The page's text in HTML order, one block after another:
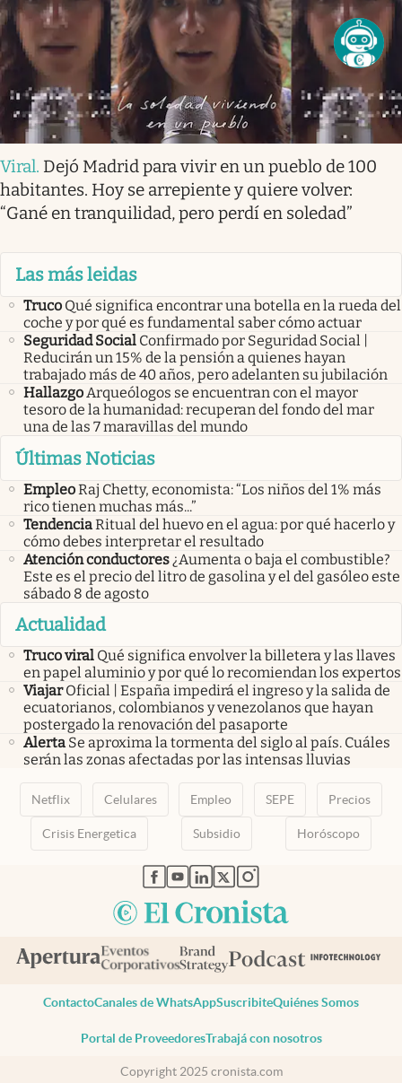
Viral. Dejó Madrid para vivir en un pueblo de 100
habitantes. Hoy se arrepiente y quiere volver:
“Gané en tranquilidad, pero perdí en soledad”
Las más leidas
Truco Qué significa encontrar una botella en la rueda del
coche y por qué es fundamental saber cómo actuar
Seguridad Social Confirmado por Seguridad Social |
Reducirán un 15% de la pensión a quienes hayan
trabajado más de 40 años, pero adelanten su jubilación
HallazgoArqueólogos se encuentran con el mayor
tesoro de la humanidad: recuperan del fondo del mar
una de las 7 maravillas del mundo
Últimas Noticias
EmpleoRaj Chetty, economista: “Los niños del 1% más
rico tienen muchas más...”
TendenciaRitual del huevo en el agua: por qué hacerlo y
cómo debes interpretar el resultado
Atención conductores ¿Aumenta o baja el combustible?
Este es el precio del litro de gasolina y el del gasóleo este
sábado 8 de agosto
Actualidad
Truco viral Qué significa envolver la billetera y las llaves
en papel aluminio y por qué lo recomiendan los expertos
Viajar Oficial | España impedirá el ingreso y la salida de
ecuatorianos, colombianos y venezolanos que hayan
postergado la renovación del pasaporte
Alerta Se aproxima la tormenta del siglo al país. Cuáles
serán las zonas afectadas por las intensas lluvias
Netflix Celulares Empleo SEPE Precios
Crisis Energetica Subsidio Horóscopo
abre en nueva pestaña
abre en nueva pestaña
abre en nueva pestaña
abre en nueva pestaña
abre en nueva pestaña
ContactoCanales de WhatsAppSuscribiteQuiénes Somos
Portal de ProveedoresTrabajá con nosotros
Copyright 2025 cronista.com